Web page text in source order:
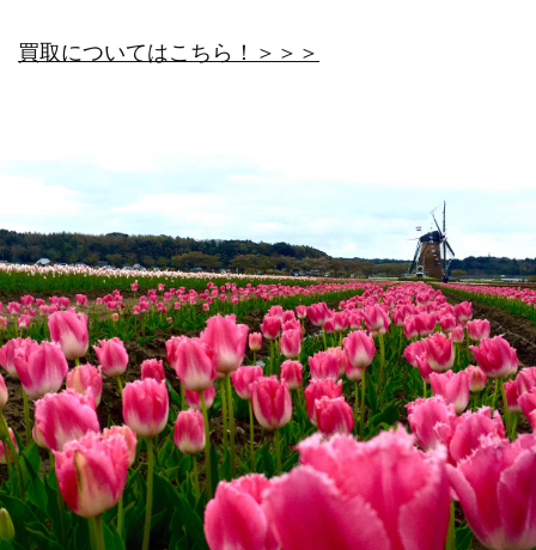
買取についてはこちら！＞＞＞